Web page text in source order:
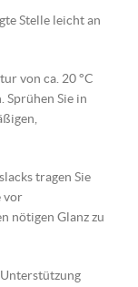
Stelle leicht an
von ca. 20 °C
Sprühen Sie in
tragen Sie
vor
nötigen Glanz zu